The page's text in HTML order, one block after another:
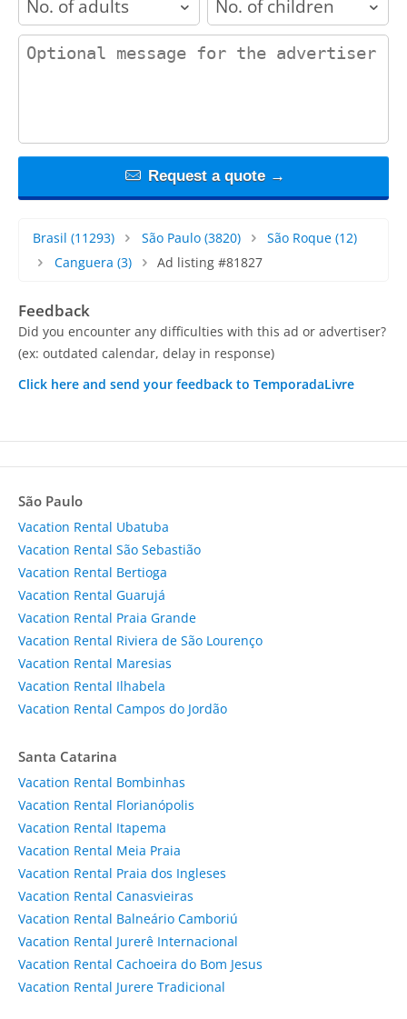
contact_message
Request a quote →
Brasil (11293) São Paulo(3820) São Roque (12)
Canguera (3) Ad listing #81827
Feedback
Did you encounter any difficulties with this ad or advertiser?
(ex: outdated calendar, delay in response)
Click here and send your feedback to TemporadaLivre
São Paulo
Vacation Rental Ubatuba
Vacation Rental São Sebastião
Vacation Rental Bertioga
Vacation Rental Guarujá
Vacation Rental Praia Grande
Vacation Rental Riviera de São Lourenço
Vacation Rental Maresias
Vacation Rental Ilhabela
Vacation Rental Campos do Jordão
Santa Catarina
Vacation Rental Bombinhas
Vacation Rental Florianópolis
Vacation Rental Itapema
Vacation Rental Meia Praia
Vacation Rental Praia dos Ingleses
Vacation Rental Canasvieiras
Vacation Rental Balneário Camboriú
Vacation Rental Jurerê Internacional
Vacation Rental Cachoeira do Bom Jesus
Vacation Rental Jurere Tradicional